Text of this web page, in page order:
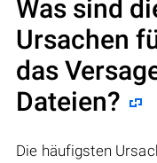
Was sind
Ursachen
das
Dateien?
Die häufigsten